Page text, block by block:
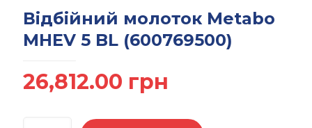
Відбійний молоток Metabo
MHEV 5 BL (600769500)
26,812.00 грн